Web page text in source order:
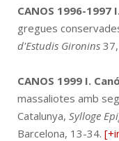
CANOS 1996-1997
gregues
d'Estudis Gironins
CANOS 1999 I.
massaliotes amb
Catalunya, Sylloge
Barcelona, 13-34.